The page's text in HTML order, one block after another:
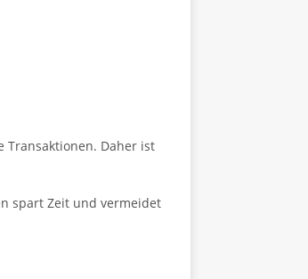
Transaktionen. Daher ist
spart Zeit und vermeidet